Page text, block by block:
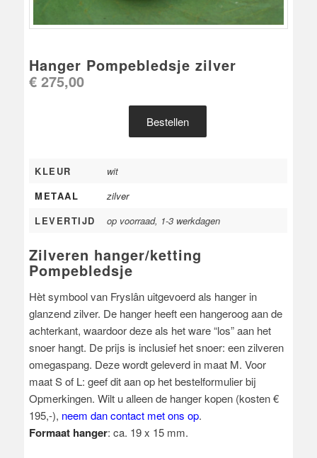
Hanger Pompebledsje zilver
€ 275,00
Bestellen
KLEUR
wit
METAAL
zilver
LEVERTIJD
op voorraad, 1-3 werkdagen
Zilveren hanger/ketting
Pompebledsje
Hèt symbool van Fryslân uitgevoerd als hanger in
glanzend zilver. De hanger heeft een hangeroog aan de
achterkant, waardoor deze als het ware “los” aan het
snoer hangt. De prijs is inclusief het snoer: een zilveren
omegaspang. Deze wordt geleverd in maat M. Voor
maat S of L: geef dit aan op het bestelformulier bij
Opmerkingen. Wilt u alleen de hanger kopen (kosten €
195,-), neem dan contact met ons op.
Formaat hanger: ca. 19 x 15 mm.